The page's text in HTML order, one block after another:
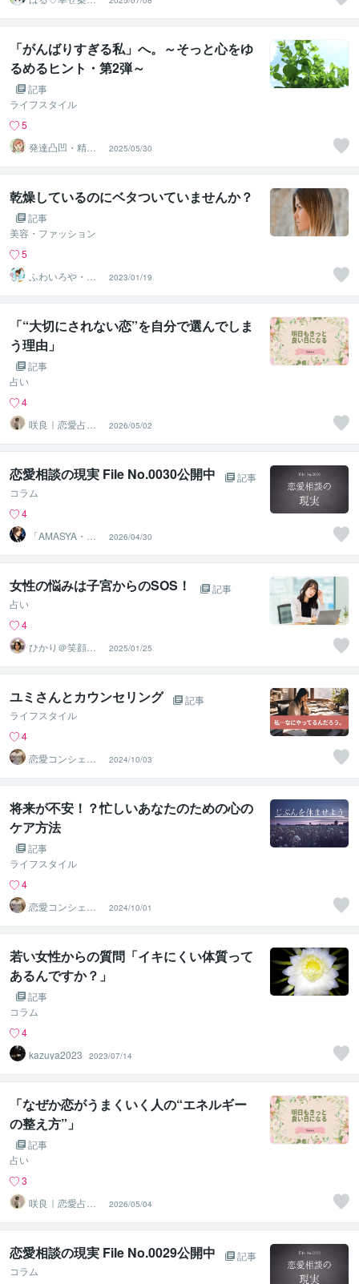
人
「がんばりすぎる私」へ。～そっと心をゆ
るめるヒント・第2弾～
記事
ライフスタイル
5
発達凸凹・精神
専門カウンセラ
ー○haru
2025/05/30
乾燥しているのにベタついていませんか？
記事
美容・ファッション
5
ふわいろや・薄
毛、抜け毛専門
美容師
2023/01/19
「“大切にされない恋”を自分で選んでしま
う理由」
記事
占い
4
咲良｜恋愛占い
心導師
2026/05/02
恋愛相談の現実 File No.0030公開中
記事
コラム
4
「AMASYA・ま
2026/04/30
女性の悩みは子宮からのSOS！
記事
占い
4
ひかり＠笑顔へ
導くヒーリング
セラピスト
2025/01/25
ユミさんとカウンセリング
記事
ライフスタイル
4
恋愛コンシェル
ジュ ｜ ソウメイ
2024/10/03
将来が不安！？忙しいあなたのための心の
ケア方法
記事
ライフスタイル
4
恋愛コンシェル
ジュ ｜ ソウメイ
2024/10/01
若い女性からの質問「イキにくい体質って
あるんですか？」
記事
コラム
4
kazuya2023
2023/07/14
「なぜか恋がうまくいく人の“エネルギー
の整え方”」
記事
占い
3
咲良｜恋愛占い
心導師
2026/05/04
恋愛相談の現実 File No.0029公開中
記事
コラム